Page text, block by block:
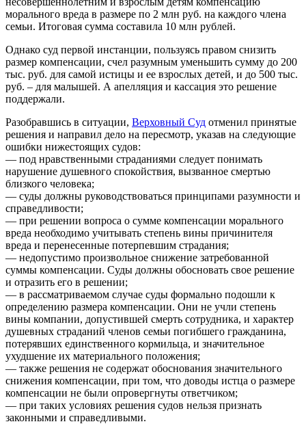
морального вреда в размере по 2 млн руб. на каждого члена
семьи. Итоговая сумма составила 10 млн рублей.
Однако суд первой инстанции, пользуясь правом снизить
размер компенсации, счел разумным уменьшить сумму до 200
тыс. руб. для самой истицы и ее взрослых детей, и до 500 тыс.
руб. – для малышей. А апелляция и кассация это решение
поддержали.
Разобравшись в ситуации, Верховный Суд отменил принятые
решения и направил дело на пересмотр, указав на следующие
ошибки нижестоящих судов:
— под нравственными страданиями следует понимать
нарушение душевного спокойствия, вызванное смертью
близкого человека;
— суды должны руководствоваться принципами разумности и
справедливости;
— при решении вопроса о сумме компенсации морального
вреда необходимо учитывать степень вины причинителя
вреда и перенесенные потерпевшим страдания;
— недопустимо произвольное снижение затребованной
суммы компенсации. Суды должны обосновать свое решение
и отразить его в решении;
— в рассматриваемом случае суды формально подошли к
определению размера компенсации. Они не учли степень
вины компании, допустившей смерть сотрудника, и характер
душевных страданий членов семьи погибшего гражданина,
потерявших единственного кормильца, и значительное
ухудшение их материального положения;
— также решения не содержат обоснования значительного
снижения компенсации, при том, что доводы истца о размере
компенсации не были опровергнуты ответчиком;
— при таких условиях решения судов нельзя признать
законными и справедливыми.